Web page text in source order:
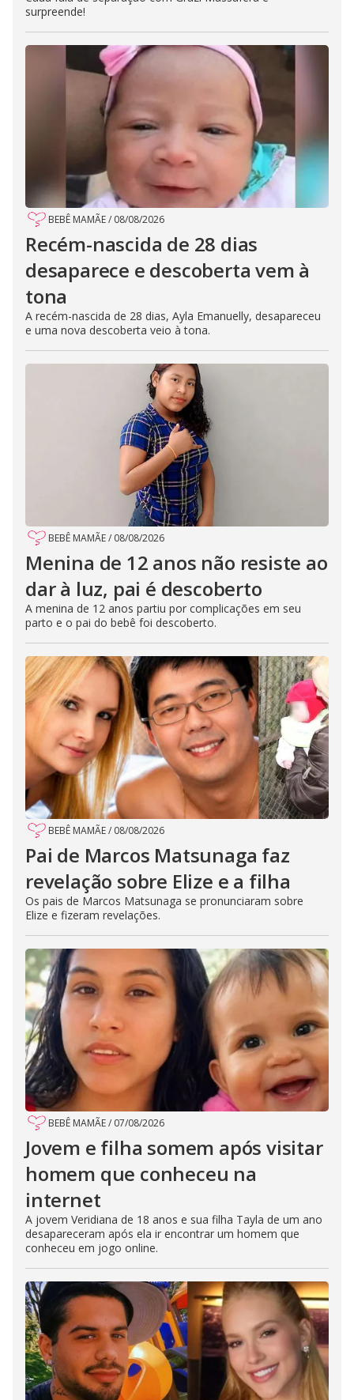
surpreende!
BEBÊ MAMÃE/ 08/08/2026
Recém-nascida de 28 dias
desaparece e descoberta vem à
tona
A recém-nascida de 28 dias, Ayla Emanuelly, desapareceu
e uma nova descoberta veio à tona.
BEBÊ MAMÃE/ 08/08/2026
Menina de 12 anos não resiste ao
dar à luz, pai é descoberto
A menina de 12 anos partiu por complicações em seu
parto e o pai do bebê foi descoberto.
BEBÊ MAMÃE/ 08/08/2026
Pai de Marcos Matsunaga faz
revelação sobre Elize e a filha
Os pais de Marcos Matsunaga se pronunciaram sobre
Elize e fizeram revelações.
BEBÊ MAMÃE/ 07/08/2026
Jovem e filha somem após visitar
homem que conheceu na
internet
A jovem Veridiana de 18 anos e sua filha Tayla de um ano
desapareceram após ela ir encontrar um homem que
conheceu em jogo online.